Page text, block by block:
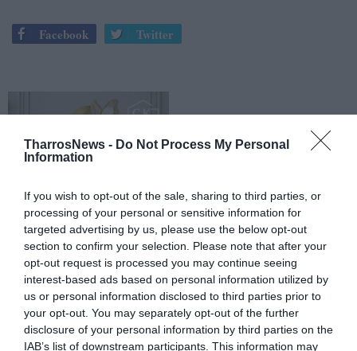
TharrosNews - Do Not Process My Personal
Information
If you wish to opt-out of the sale, sharing to third parties, or
processing of your personal or sensitive information for
targeted advertising by us, please use the below opt-out
section to confirm your selection. Please note that after your
opt-out request is processed you may continue seeing
interest-based ads based on personal information utilized by
us or personal information disclosed to third parties prior to
your opt-out. You may separately opt-out of the further
disclosure of your personal information by third parties on the
IAB’s list of downstream participants. This information may
Facebook Twitter